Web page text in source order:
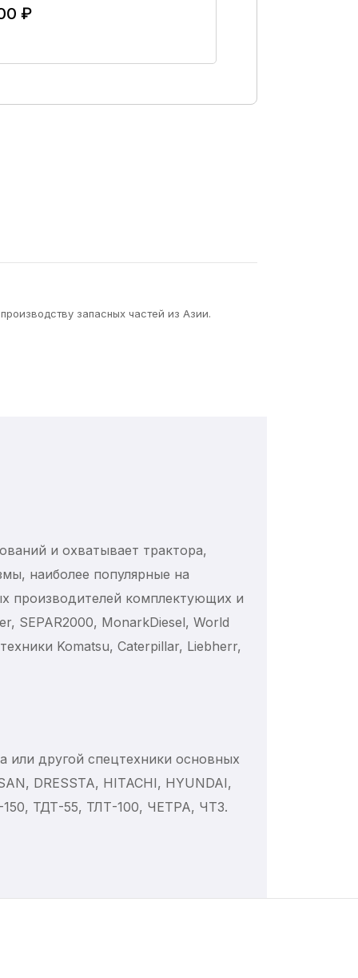
₽
запасных частей из Азии.
и охватывает трактора,
наиболее популярные на
производителей комплектующих и
SEPAR2000, MonarkDiesel, World
Komatsu, Caterpillar, Liebherr,
или другой спецтехники основных
DRESSTA, HITACHI, HYUNDAI,
150, ТДТ-55, ТЛТ-100, ЧЕТРА, ЧТЗ.